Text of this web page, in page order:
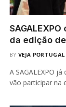
da edição
BY VEJA PORTUGAL
A SAGALEXPO
vão participar na